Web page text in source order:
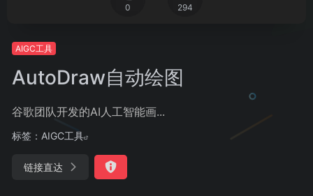
0 294
AIGC工具
AutoDraw自动绘图
谷歌团队开发的AI人工智能画...
标签： AIGC工具
链接直达